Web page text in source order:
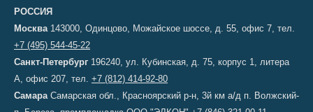
РОССИЯ
Москва143000, Одинцово, Можайское шоссе, д. 55, офис 7, тел.
+7 (495) 544-45-22
Санкт-Петербург 196240, ул. Кубинская, д. 75, корпус 1, литера
А, офис 207, тел. +7 (812) 414-92-80
СамараСамарская обл., Красноярский р-н, 3й км а/д п. Волжский-